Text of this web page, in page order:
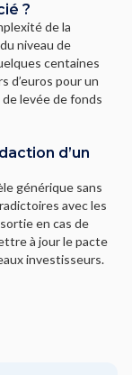
?
de la
niveau de
centaines
d’euros pour un
levée de fonds
d’un
générique sans
avec les
en cas de
à jour le pacte
investisseurs.